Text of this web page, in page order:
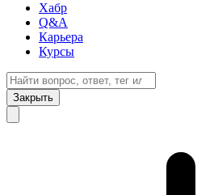
Хабр
Q&A
Карьера
Курсы
Закрыть